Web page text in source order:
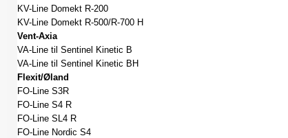
KV-Line Domekt R-200
KV-Line Domekt R-500/R-700 H
Vent-Axia
VA-Line til Sentinel Kinetic B
VA-Line til Sentinel Kinetic BH
Flexit/Øland
FO-Line S3R
FO-Line S4 R
FO-Line SL4 R
FO-Line Nordic S4